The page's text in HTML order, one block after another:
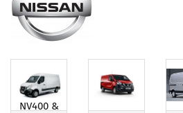
NV400 &